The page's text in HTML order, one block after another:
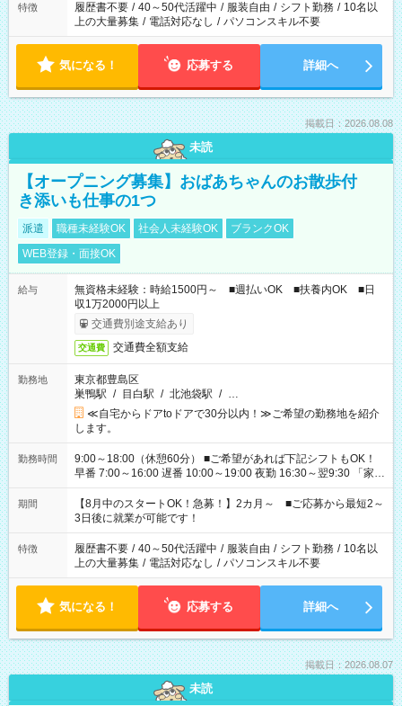
特徴 履歴書不要 / 40～50代活躍中 / 服装自由 / シフト勤務 / 10名以
上の大量募集 / 電話対応なし / パソコンスキル不要
気になる！ 応募する 詳細へ
掲載日：2026.08.08
未読
【オープニング募集】おばあちゃんのお散歩付
き添いも仕事の1つ
派遣 職種未経験OK 社会人未経験OK
ブランクOK
WEB登録・面接OK
給与
無資格未経験：時給1500円～ ■週払いOK ■扶養内OK ■日
収1万2000円以上
交通費別途支給あり
交通費 交通費全額支給
勤務地
東京都豊島区
巣鴨駅 / 目白駅 / 北池袋駅 / …
≪自宅からドアtoドアで30分以内！≫ご希望の勤務地を紹介
します。
勤務時間
9:00～18:00（休憩60分） ■ご希望があれば下記シフトもOK！
早番 7:00～16:00 遅番 10:00～19:00 夜勤 16:30～翌9:30 「家族
と休みを合わせたい」 「余裕を持って夕飯の準備がしたい」
「できれば残業はしたくない」 など、ご希望を教えてください
ね。 ※Wワーク希望の方へ 今ご覧のお仕事で希望する勤務時間
と、もう1つのお仕事の勤務時間。 合計で週40時間を超える場
合は応募できません。
期間
【8月中のスタートOK！急募！】2カ月～ ■ご応募から最短2～
3日後に就業が可能です！
特徴 履歴書不要 / 40～50代活躍中 / 服装自由 / シフト勤務 / 10名以
上の大量募集 / 電話対応なし / パソコンスキル不要
気になる！ 応募する 詳細へ
掲載日：2026.08.07
未読